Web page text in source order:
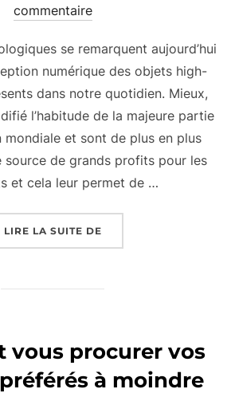
le
commentaire
se remarquent aujourd’hui
numérique des objets high-
dans notre quotidien. Mieux,
l’habitude de la majeure partie
et sont de plus en plus
source de grands profits pour les
et cela leur permet de …
LIRE LA SUITE DE« S’ÉQUIPER HIGH-
vous procurer vos
à moindre